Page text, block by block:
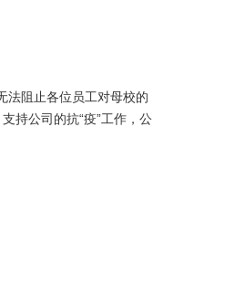
法阻止各位员工对母校的
持公司的抗“疫”工作，公